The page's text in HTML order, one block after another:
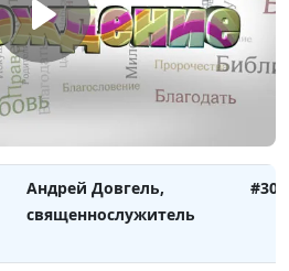
Андрей Довгель,
священнослужитель
#307
Андрей Довгель,
священнослужитель
Андрей Довгель,
священнослужитель
#305